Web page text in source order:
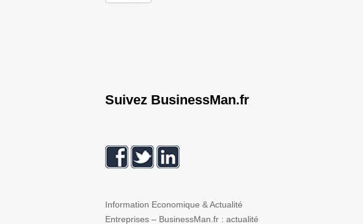
Suivez BusinessMan.fr
Information Economique & Actualité
Entreprises – BusinessMan.fr : actualité